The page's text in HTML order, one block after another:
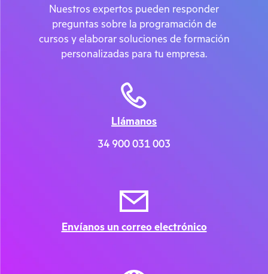
Nuestros expertos pueden responder
preguntas sobre la programación de
cursos y elaborar soluciones de formación
personalizadas para tu empresa.
Llámanos
34 900 031 003
Envíanos un correo electrónico